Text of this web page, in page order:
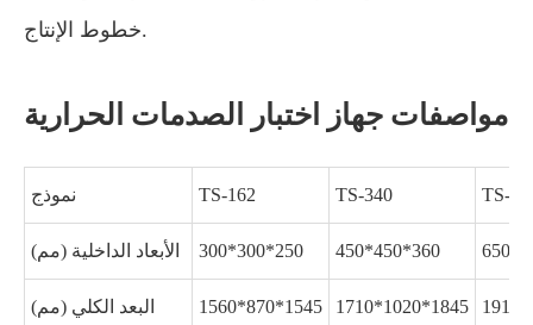
خطوط الإنتاج.
مواصفات جهاز اختبار الصدمات الحرارية
نموذج TS-162 TS-340 TS-
الأبعاد الداخلية (مم) 300*300*250 450*450*360
البعد الكلي (مم) 1560*870*1545 1710*1020*1845